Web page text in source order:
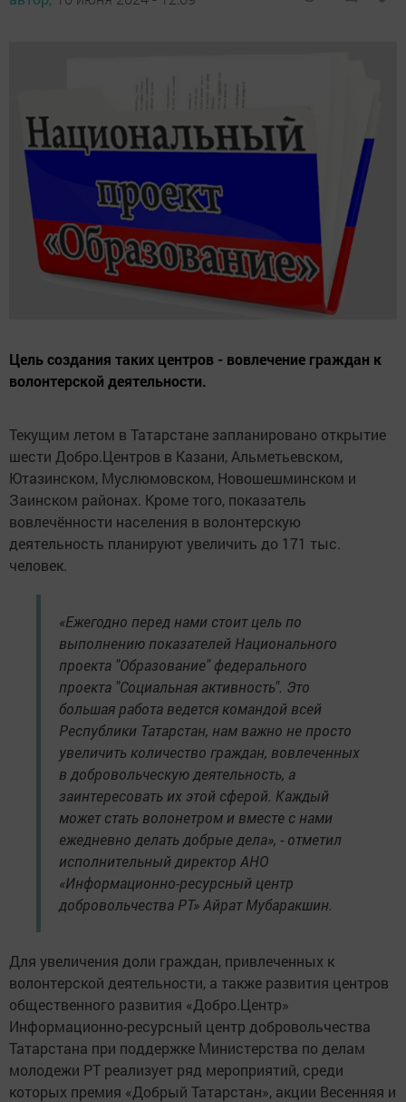
Цель создания таких центров - вовлечение граждан к
волонтерской деятельности.
Текущим летом в Татарстане запланировано открытие
шести Добро.Центров в Казани, Альметьевском,
Ютазинском, Муслюмовском, Новошешминском и
Заинском районах. Кроме того, показатель
вовлечённости населения в волонтерскую
деятельность планируют увеличить до 171 тыс.
человек.
«Ежегодно перед нами стоит цель по
выполнению показателей Национального
проекта "Образование" федерального
проекта "Социальная активность". Это
большая работа ведется командой всей
Республики Татарстан, нам важно не просто
увеличить количество граждан, вовлеченных
в добровольческую деятельность, а
заинтересовать их этой сферой. Каждый
может стать волонетром и вместе с нами
ежедневно делать добрые дела», - отметил
исполнительный директор АНО
«Информационно-ресурсный центр
добровольчества РТ» Айрат Мубаракшин.
Для увеличения доли граждан, привлеченных к
волонтерской деятельности, а также развития центров
общественного развития «Добро.Центр»
Информационно-ресурсный центр добровольчества
Татарстана при поддержке Министерства по делам
молодежи РТ реализует ряд мероприятий, среди
которых премия «Добрый Татарстан», акции Весенняя и